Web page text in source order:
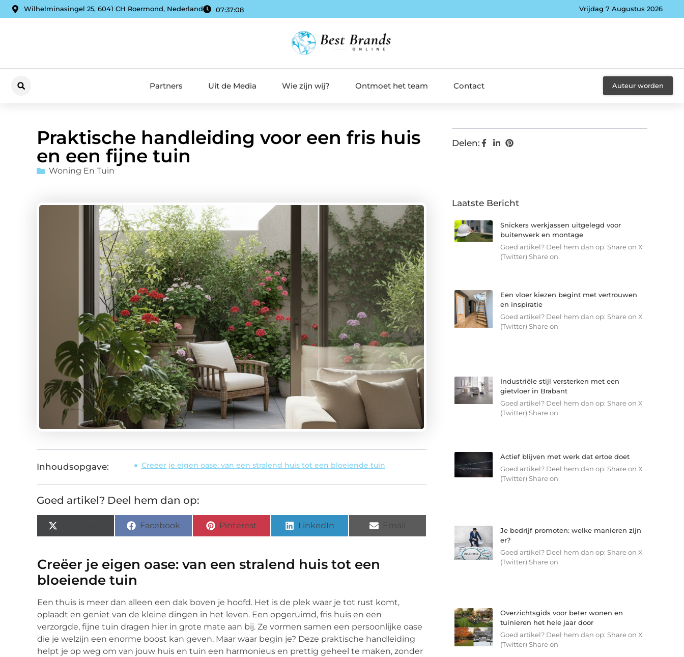
Wilhelminasingel 25, 6041 CH Roermond, Nederland 07:37:09 Vrijdag 7 Augustus 2026
Partners Uit de Media Wie zijn wij? Ontmoet het team Contact Auteur worden
Praktische handleiding voor een fris huis
en een fijne tuin
Woning En Tuin
Inhoudsopgave: Creëer je eigen oase: van een stralend huis tot een bloeiende tuin
Goed artikel? Deel hem dan op:
Facebook Pinterest LinkedIn
Creëer je eigen oase: van een stralend huis tot een
bloeiende tuin
Een thuis is meer dan alleen een dak boven je hoofd. Het is de plek waar je tot rust komt,
oplaadt en geniet van de kleine dingen in het leven. Een opgeruimd, fris huis en een
verzorgde, fijne tuin dragen hier in grote mate aan bij. Ze vormen samen een persoonlijke oase
die je welzijn een enorme boost kan geven. Maar waar begin je? Deze praktische handleiding
helpt je op weg om van jouw huis en tuin een harmonieus en prettig geheel te maken, zonder
Delen:
Laatste Bericht
Snickers werkjassen uitgelegd voor
buitenwerk en montage
Goed artikel? Deel hem dan op: Share on X
(Twitter) Share on
Een vloer kiezen begint met vertrouwen
en inspiratie
Goed artikel? Deel hem dan op: Share on X
(Twitter) Share on
Industriële stijl versterken met een
gietvloer in Brabant
Goed artikel? Deel hem dan op: Share on X
(Twitter) Share on
Actief blijven met werk dat ertoe doet
Goed artikel? Deel hem dan op: Share on X
(Twitter) Share on
Je bedrijf promoten: welke manieren zijn
er?
Goed artikel? Deel hem dan op: Share on X
(Twitter) Share on
Overzichtsgids voor beter wonen en
tuinieren het hele jaar door
Goed artikel? Deel hem dan op: Share on X
(Twitter) Share on